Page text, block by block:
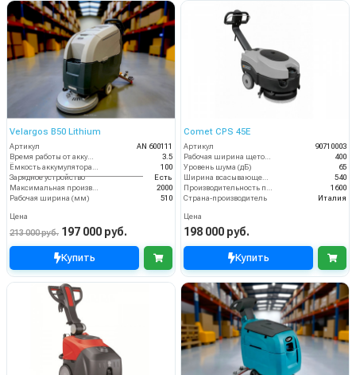
Velargos B50 Lithium
Артикул
AN 600111
Время работы от аккумуляторов (ч)
3.5
100
Зарядное устройство
Есть
2000
Рабочая ширина (мм)
510
Цена
213 000 руб. 197 000 руб.
Купить
Comet CPS 45E
Артикул
90710003
400
Уровень шума (дБ)
65
540
1600
Страна-производитель
Италия
Цена
198 000 руб.
Купить